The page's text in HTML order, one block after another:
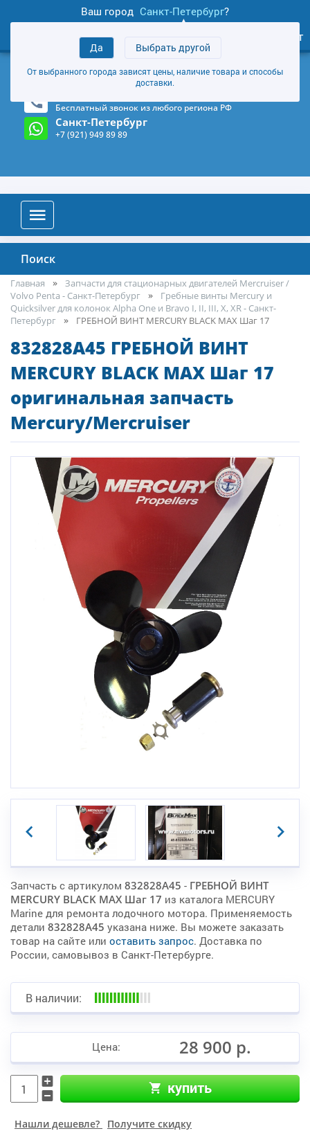
Ваш город Санкт-Петербург?
Да Выбрать другой
От выбранного города зависят цены, наличие товара и способы
доставки.
товаров
Личный кабинет
+7 (921) 949 89 89
Магазин и склад в Санкт-Петербурге (Карта)
Бесплатный звонок из любого региона РФ
Санкт-Петербург
+7 (921) 949 89 89
Поиск
Главная
Запчасти для стационарных двигателей Mercruiser /
Volvo Penta - Санкт-Петербург
Гребные винты Mercury и
Quicksilver для колонок Alpha One и Bravo I, II, III, X, XR - Санкт-
Петербург
ГРЕБНОЙ ВИНТ MERCURY BLACK MAX Шаг 17
832828A45 ГРЕБНОЙ ВИНТ
MERCURY BLACK MAX Шаг 17
оригинальная запчасть
Mercury/Mercruiser
Запчасть с артикулом 832828A45 - ГРЕБНОЙ ВИНТ
MERCURY BLACK MAX Шаг 17 из каталога MERCURY
Marine для ремонта лодочного мотора. Применяемость
детали 832828A45 указана ниже. Вы можете заказать
товар на сайте или оставить запрос. Доставка по
России, самовывоз в Санкт-Петербурге.
В наличии:
Цена: 28 900 р.
купить
Нашли дешевле? Получите скидку